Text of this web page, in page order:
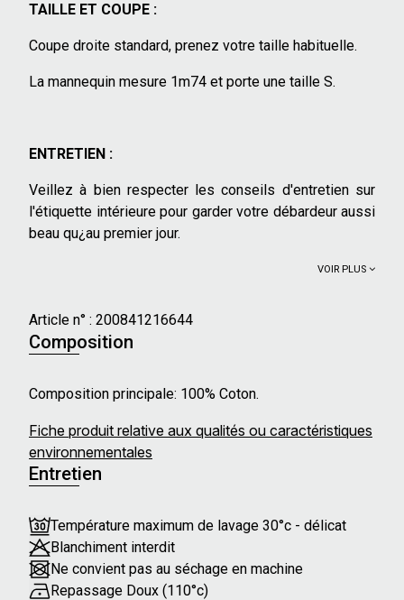
TAILLE ET COUPE :
Coupe droite standard, prenez votre taille habituelle.
La mannequin mesure 1m74 et porte une taille S.
ENTRETIEN :
Veillez à bien respecter les conseils d'entretien sur
l'étiquette intérieure pour garder votre débardeur aussi
beau qu¿au premier jour.
VOIR PLUS
Article n° : 200841216644
Composition
Composition principale: 100% Coton.
Fiche produit relative aux qualités ou caractéristiques
environnementales
Entretien
Température maximum de lavage 30°c - délicat
Blanchiment interdit
Ne convient pas au séchage en machine
Repassage Doux (110°c)